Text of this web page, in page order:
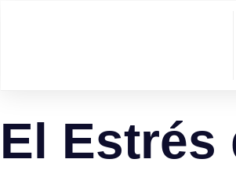
El Estrés